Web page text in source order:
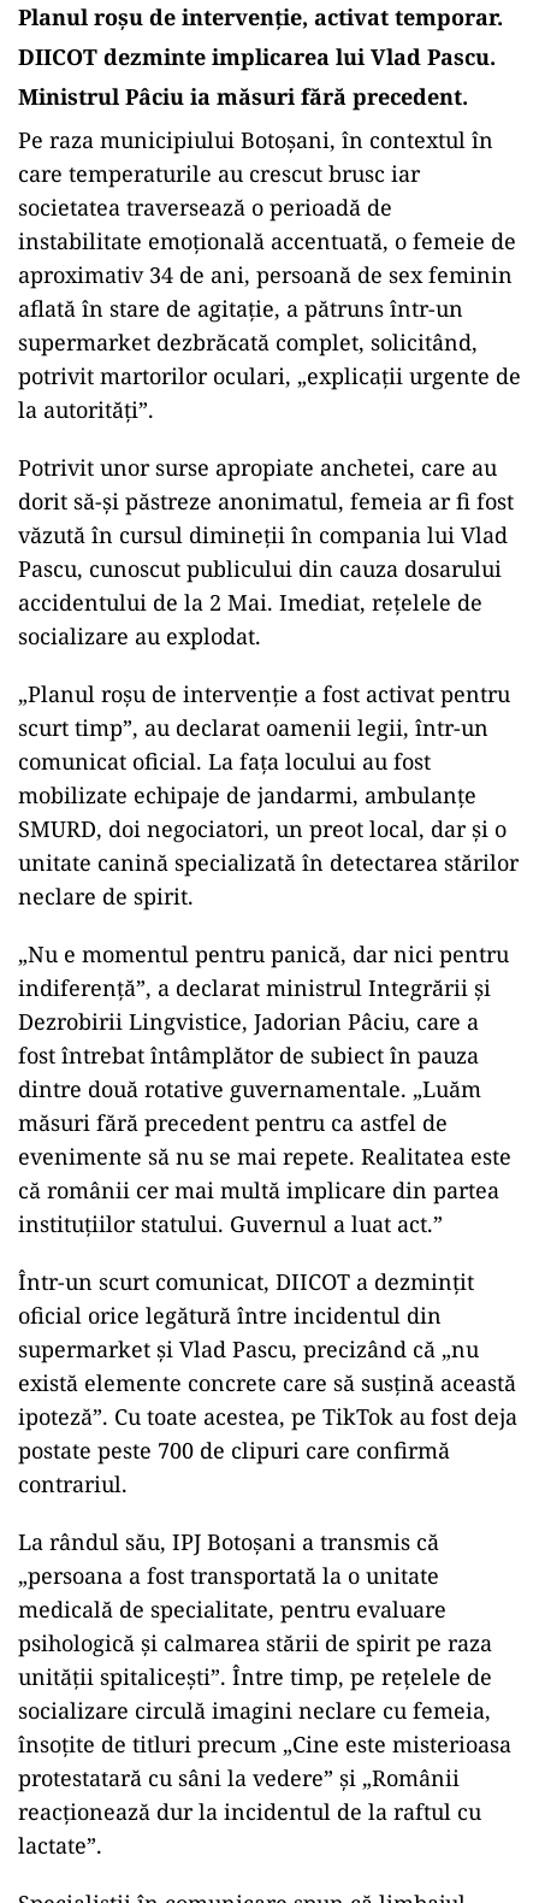
Planul roșu de intervenție, activat temporar.
DIICOT dezminte implicarea lui Vlad Pascu.
Ministrul Pâciu ia măsuri fără precedent.
Pe raza municipiului Botoșani, în contextul în
care temperaturile au crescut brusc iar
societatea traversează o perioadă de
instabilitate emoțională accentuată, o femeie de
aproximativ 34 de ani, persoană de sex feminin
aflată în stare de agitație, a pătruns într-un
supermarket dezbrăcată complet, solicitând,
potrivit martorilor oculari, „explicații urgente de
la autorități”.
Potrivit unor surse apropiate anchetei, care au
dorit să-și păstreze anonimatul, femeia ar fi fost
văzută în cursul dimineții în compania lui Vlad
Pascu, cunoscut publicului din cauza dosarului
accidentului de la 2 Mai. Imediat, rețelele de
socializare au explodat.
„Planul roșu de intervenție a fost activat pentru
scurt timp”, au declarat oamenii legii, într-un
comunicat oficial. La fața locului au fost
mobilizate echipaje de jandarmi, ambulanțe
SMURD, doi negociatori, un preot local, dar și o
unitate canină specializată în detectarea stărilor
neclare de spirit.
„Nu e momentul pentru panică, dar nici pentru
indiferență”, a declarat ministrul Integrării și
Dezrobirii Lingvistice, Jadorian Pâciu, care a
fost întrebat întâmplător de subiect în pauza
dintre două rotative guvernamentale. „Luăm
măsuri fără precedent pentru ca astfel de
evenimente să nu se mai repete. Realitatea este
că românii cer mai multă implicare din partea
instituțiilor statului. Guvernul a luat act.”
Într-un scurt comunicat, DIICOT a dezmințit
oficial orice legătură între incidentul din
supermarket și Vlad Pascu, precizând că „nu
există elemente concrete care să susțină această
ipoteză”. Cu toate acestea, pe TikTok au fost deja
postate peste 700 de clipuri care confirmă
contrariul.
La rândul său, IPJ Botoșani a transmis că
„persoana a fost transportată la o unitate
medicală de specialitate, pentru evaluare
psihologică și calmarea stării de spirit pe raza
unității spitalicești”. Între timp, pe rețelele de
socializare circulă imagini neclare cu femeia,
însoțite de titluri precum „Cine este misterioasa
protestatară cu sâni la vedere” și „Românii
reacționează dur la incidentul de la raftul cu
lactate”.